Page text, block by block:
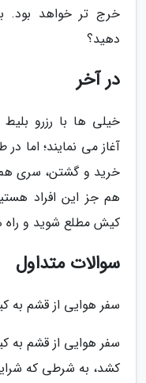
خرج تر خواهد بود.
دهید؟
در آخر
خیلی ها با رزرو
آغاز می نمایند؛ اما
خرید و گشتن، سری هم
هم جز این افراد
کیش مطلع شوید و راه
سوالات متداول
سفر هوایی از قشم
کشد، به شرطی که